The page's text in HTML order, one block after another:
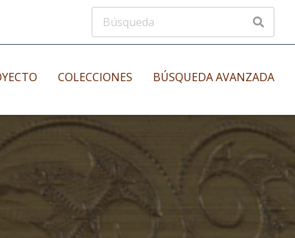
COLECCIONES
Manuscritos musicales
Incunables
BÚSQUEDA AVANZADA